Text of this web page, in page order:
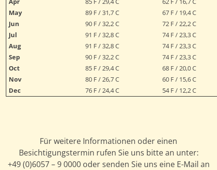
May
89 F / 31,7 C
67 F / 19,4 C
Jun
90 F / 32,2 C
72 F / 22,2 C
Jul
91 F / 32,8 C
74 F / 23,3 C
Aug
91 F / 32,8 C
74 F / 23,3 C
Sep
90 F / 32,2 C
74 F / 23,3 C
Oct
85 F / 29,4 C
68 F / 20,0 C
Nov
80 F / 26,7 C
60 F / 15,6 C
Dec
76 F / 24,4 C 54 F / 12,2 C
Für weitere Informationen oder einen
Besichtigungstermin rufen Sie uns bitte an unter:
+49 (0)6057 – 9 0000 oder senden Sie uns eine E-Mail an